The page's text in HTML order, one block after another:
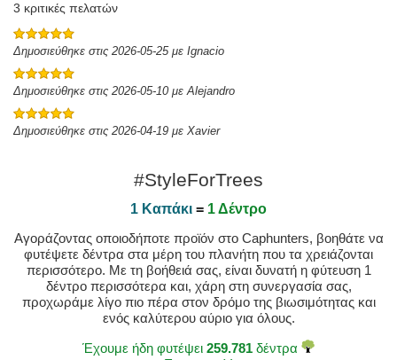
3 κριτικές πελατών
Δημοσιεύθηκε στις 2026-05-25 με Ignacio
Δημοσιεύθηκε στις 2026-05-10 με Alejandro
Δημοσιεύθηκε στις 2026-04-19 με Xavier
#StyleForTrees
1 Καπάκι = 1 Δέντρο
Αγοράζοντας οποιοδήποτε προϊόν στο Caphunters, βοηθάτε να
φυτέψετε δέντρα στα μέρη του πλανήτη που τα χρειάζονται
περισσότερο. Με τη βοήθειά σας, είναι δυνατή η φύτευση 1
δέντρο περισσότερα και, χάρη στη συνεργασία σας,
προχωράμε λίγο πιο πέρα στον δρόμο της βιωσιμότητας και
ενός καλύτερου αύριο για όλους.
Έχουμε ήδη φυτέψει 259.781 δέντρα